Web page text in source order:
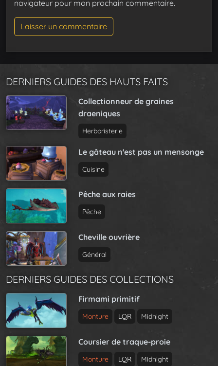
navigateur pour mon prochain commentaire.
DERNIERS GUIDES DES HAUTS FAITS
Collectionneur de graines
draeniques
Herboristerie
Le gâteau n'est pas un mensonge
Cuisine
Pêche aux raies
Pêche
Cheville ouvrière
Général
DERNIERS GUIDES DES COLLECTIONS
Firmami primitif
Monture LQR Midnight
Coursier de traque-proie
Monture LQR Midnight